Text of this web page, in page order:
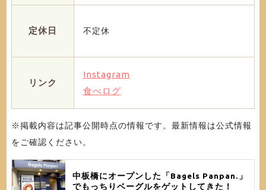
定休日 不定休
リンク
Instagram
食べログ
※掲載内容は記事公開時点の情報です。最新情報は公式情報
をご確認ください。
中板橋にオープンした「Bagels Panpan.」
でもっちりベーグルをゲットしてきた！